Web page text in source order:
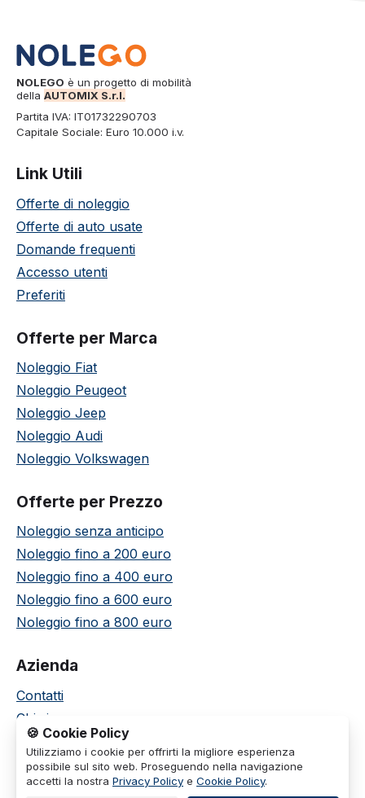
NOLEGO è un progetto di mobilità
della AUTOMIX S.r.l.
Partita IVA: IT01732290703
Capitale Sociale: Euro 10.000 i.v.
Link Utili
Offerte di noleggio
Offerte di auto usate
Domande frequenti
Accesso utenti
Preferiti
Offerte per Marca
Noleggio Fiat
Noleggio Peugeot
Noleggio Jeep
Noleggio Audi
Noleggio Volkswagen
Offerte per Prezzo
Noleggio senza anticipo
Noleggio fino a 200 euro
Noleggio fino a 400 euro
Noleggio fino a 600 euro
Noleggio fino a 800 euro
Azienda
Contatti
Chi siamo
Termini e condizioni
Privacy policy
Cookie policy
🍪 Cookie Policy
Utilizziamo i cookie per offrirti la migliore esperienza
possibile sul sito web. Proseguendo nella navigazione
accetti la nostra Privacy Policy e Cookie Policy.